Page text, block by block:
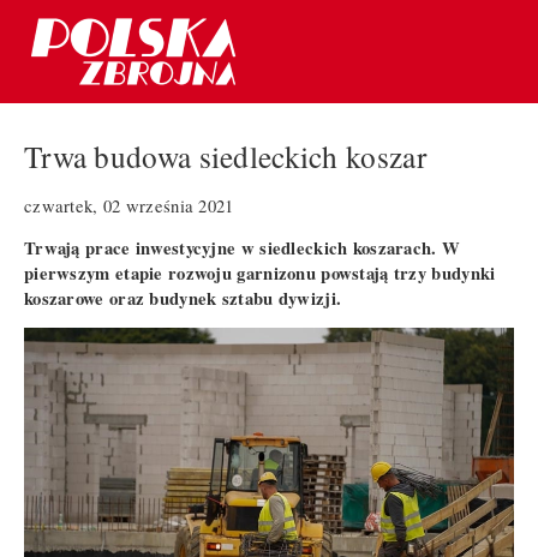
Trwa budowa siedleckich koszar
czwartek, 02 września 2021
Trwają prace inwestycyjne w siedleckich koszarach. W
pierwszym etapie rozwoju garnizonu powstają trzy budynki
koszarowe oraz budynek sztabu dywizji.